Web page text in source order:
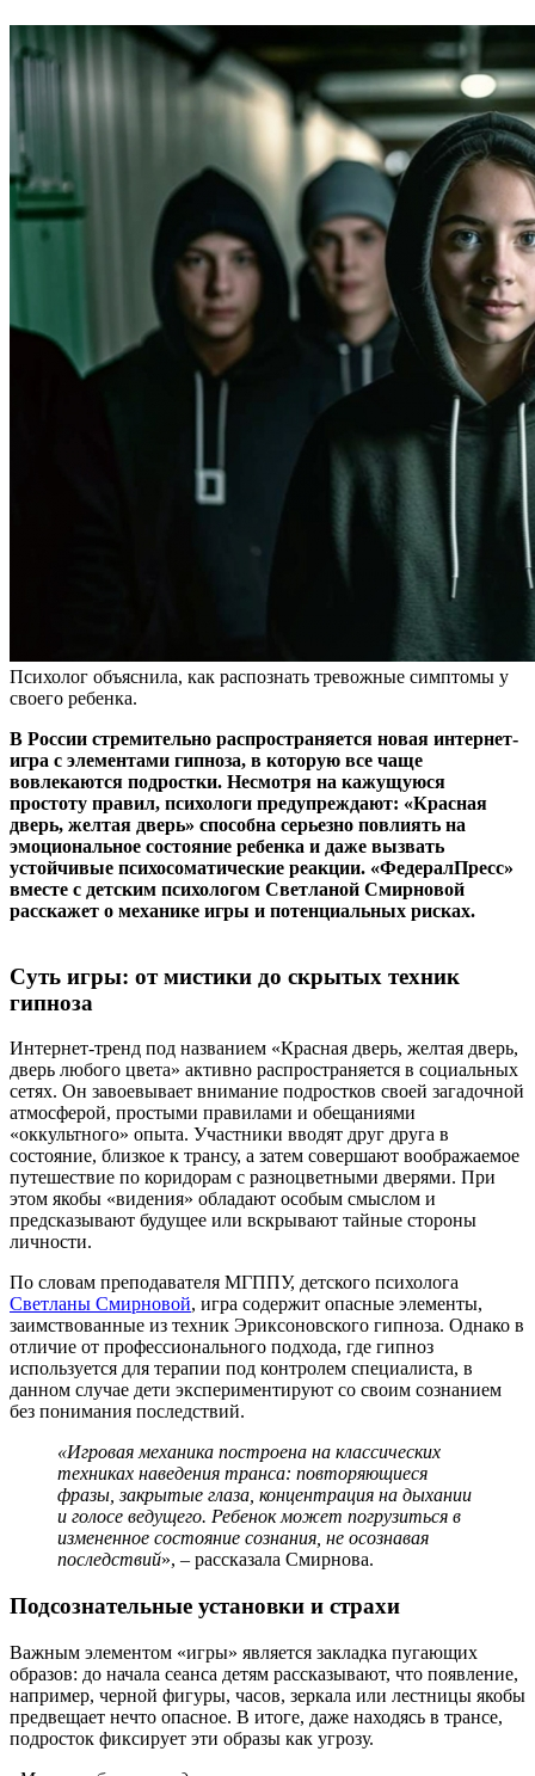
Психолог объяснила, как распознать тревожные симптомы у
своего ребенка.
В России стремительно распространяется новая интернет-
игра с элементами гипноза, в которую все чаще
вовлекаются подростки. Несмотря на кажущуюся
простоту правил, психологи предупреждают: «Красная
дверь, желтая дверь» способна серьезно повлиять на
эмоциональное состояние ребенка и даже вызвать
устойчивые психосоматические реакции. «ФедералПресс»
вместе с детским психологом Светланой Смирновой
расскажет о механике игры и потенциальных рисках.
Суть игры: от мистики до скрытых техник
гипноза
Интернет-тренд под названием «Красная дверь, желтая дверь,
дверь любого цвета» активно распространяется в социальных
сетях. Он завоевывает внимание подростков своей загадочной
атмосферой, простыми правилами и обещаниями
«оккультного» опыта. Участники вводят друг друга в
состояние, близкое к трансу, а затем совершают воображаемое
путешествие по коридорам с разноцветными дверями. При
этом якобы «видения» обладают особым смыслом и
предсказывают будущее или вскрывают тайные стороны
личности.
По словам преподавателя МГППУ, детского психолога
Светланы Смирновой, игра содержит опасные элементы,
заимствованные из техник Эриксоновского гипноза. Однако в
отличие от профессионального подхода, где гипноз
используется для терапии под контролем специалиста, в
данном случае дети экспериментируют со своим сознанием
без понимания последствий.
«Игровая механика построена на классических
техниках наведения транса: повторяющиеся
фразы, закрытые глаза, концентрация на дыхании
и голосе ведущего. Ребенок может погрузиться в
измененное состояние сознания, не осознавая
последствий», – рассказала Смирнова.
Подсознательные установки и страхи
Важным элементом «игры» является закладка пугающих
образов: до начала сеанса детям рассказывают, что появление,
например, черной фигуры, часов, зеркала или лестницы якобы
предвещает нечто опасное. В итоге, даже находясь в трансе,
подросток фиксирует эти образы как угрозу.